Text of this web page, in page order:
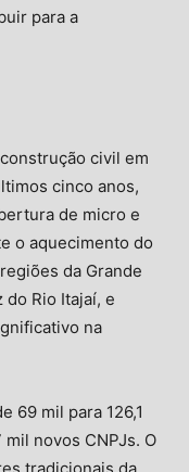
para a
civil em
cinco anos,
de micro e
o aquecimento do
da Grande
Rio Itajaí, e
na
69 mil para 126,1
novos CNPJs. O